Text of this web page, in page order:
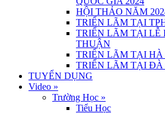
HỘI THẢO NĂM
TRIỂN LÃM TẠI
TRIỂN LÃM TẠI LỄ
THUẬN
TRIỂN LÃM TẠI HÀ
TRIỂN LÃM TẠI ĐÀ
TUYỂN DỤNG
Video »
Trường Học »
Tiểu Học